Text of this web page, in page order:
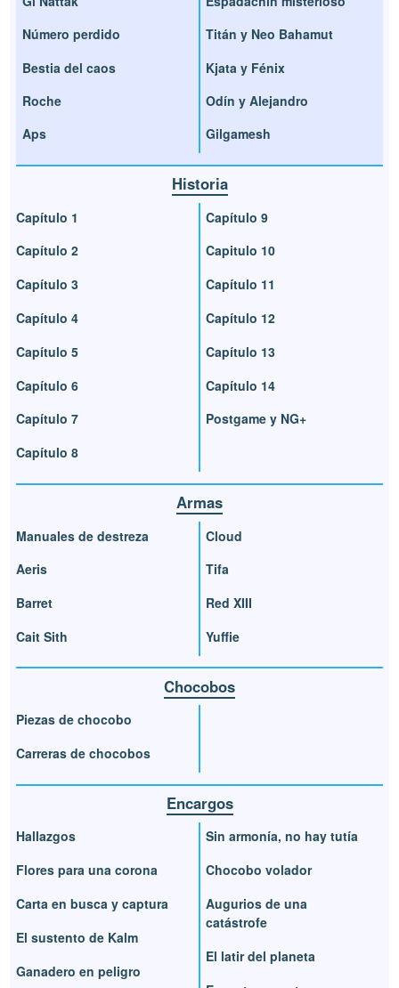
Número perdido
Bestia del caos
Roche
Aps
Titán y Neo Bahamut
Kjata y Fénix
Odín y Alejandro
Gilgamesh
Historia
Capítulo 1
Capítulo 2
Capítulo 3
Capítulo 4
Capítulo 5
Capítulo 6
Capítulo 7
Capítulo 8
Capítulo 9
Capitulo 10
Capítulo 11
Capítulo 12
Capítulo 13
Capítulo 14
Postgame y NG+
Armas
Manuales de destreza
Aeris
Barret
Cait Sith
Cloud
Tifa
Red XIII
Yuffie
Chocobos
Piezas de chocobo
Carreras de chocobos
Encargos
Hallazgos
Flores para una corona
Carta en busca y captura
El sustento de Kalm
Ganadero en peligro
Sin armonía, no hay tutía
Chocobo volador
Augurios de una
catástrofe
El latir del planeta